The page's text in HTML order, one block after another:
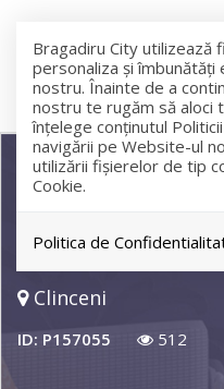
Bragadiru City utilizează
personaliza și
nostru. Înainte de a
nostru te rugăm să aloci
înțelege conținutul
navigării pe Website-ul
utilizării fişierelor de tip
Cookie.
Politica de
ideal investitie
Clinceni
ID: P157055 512